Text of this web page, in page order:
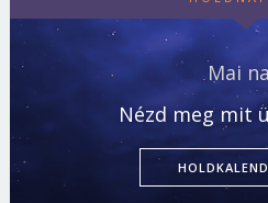
Mai
Nézd meg mit